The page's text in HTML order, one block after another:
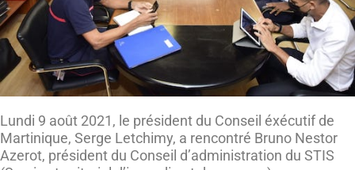
Lundi 9 août 2021, le président du Conseil éxécutif de
Martinique, Serge Letchimy, a rencontré Bruno Nestor
Azerot, président du Conseil d’administration du STIS